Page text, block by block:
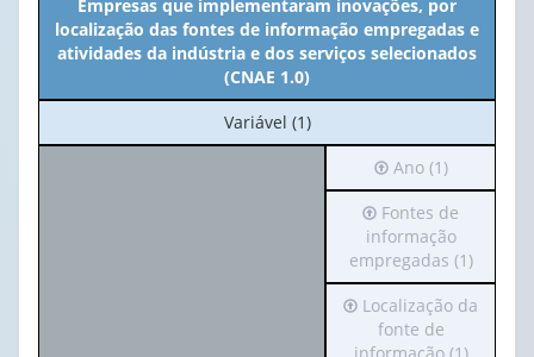
Empresas que implementaram inovações, por
localização das fontes de informação empregadas e
atividades da indústria e dos serviços selecionados
(CNAE 1.0)
No
cabeçalho:
Variável (1)
Irá
para
o
cabeçalho
(possui
apenas
1
valor):
Ano (1)
Irá
para
o
cabeçalho
(possui
apenas
Fontes de
informação
empregadas (1)
Irá
para
Localização da
fonte de